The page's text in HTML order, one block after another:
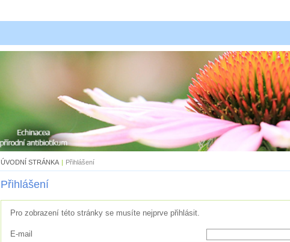
ÚVODNÍ STRÁNKA | Přihlášení
Přihlášení
Pro zobrazení této stránky se musíte nejprve přihlásit.
E-mail